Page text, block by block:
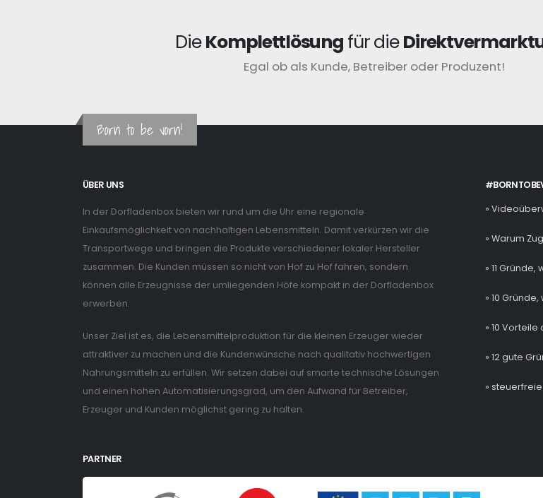
DieKomplettlösung für die
Egal ob als Kunde, Betreiber oder Produzent!
Born to be vorn!
ÜBER UNS
In der Dorfladenbox bieten wir rund um die Uhr eine regionale
Einkaufsmöglichkeit von nachhaltigen Lebensmitteln. Damit verkürzen wir die
Transportwege und bringen die Produkte verschiedener lokaler Hersteller
zusammen. Die Kunden müssen so nicht von Hof zu Hof fahren, sondern
können alle Erzeugnisse der umliegenden Höfe kompakt in der Dorfladenbox
erwerben.
Unser Ziel ist es, die Lebensmittelproduktion für die kleinen Erzeuger wieder
attraktiver zu machen und die Kundenwünsche nach qualitativ hochwertigen
Nahrungsmitteln zu erfüllen. Wir setzen dabei auf smarte technische Lösungen
und einen hohen Automatisierungsgrad, um den Aufwand für Betreiber,
Erzeuger und Kunden möglichst gering zu halten.
»
» Warum
» 11
» 10
» 10
» 12 gute
»
PARTNER